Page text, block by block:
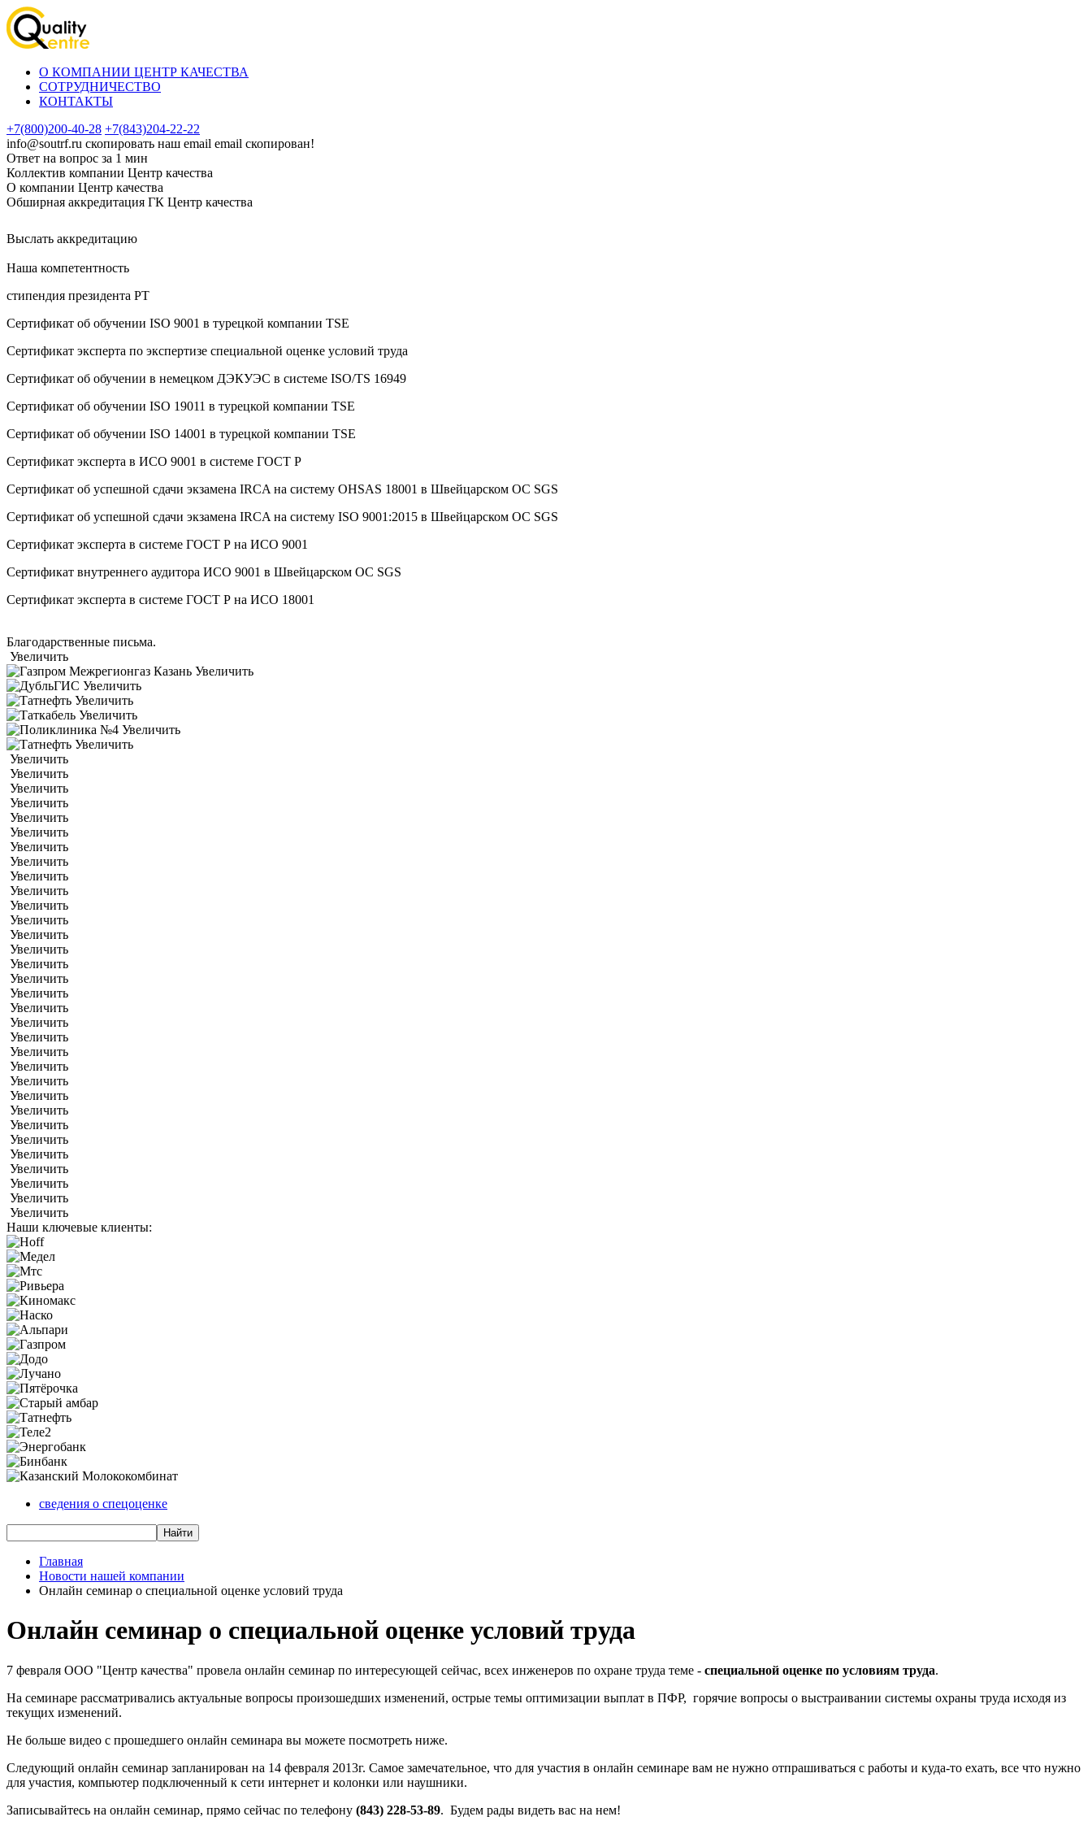
О КОМПАНИИ ЦЕНТР КАЧЕСТВА
СОТРУДНИЧЕСТВО
КОНТАКТЫ
+7(800)200-40-28 +7(843)204-22-22
info@soutrf.ru скопировать наш email email скопирован!
Ответ на вопрос за 1 мин
Коллектив компании Центр качества
О компании Центр качества
Обширная аккредитация ГК Центр качества
Выслать аккредитацию
Наша компетентность
стипендия президента РТ
Сертификат об oбучeнии ISO 9001 в турецкой компании TSE
Сертификат эксперта по экспертизе специальной оценке условий труда
Сертификат об oбучeнии в немецком ДЭКУЭС в системе ISO/TS 16949
Сертификат об oбучeнии ISO 19011 в турецкой компании TSE
Сертификат об oбучeнии ISO 14001 в турецкой компании TSE
Сертификат эксперта в ИСО 9001 в системе ГОСТ Р
Сертификат об успешной сдачи экзамена IRCA на систему OHSAS 18001 в Швейцарском ОС SGS
Сертификат об успешной сдачи экзамена IRCA на систему ISO 9001:2015 в Швейцарском ОС SGS
Сертификат эксперта в системе ГОСТ Р на ИСО 9001
Сертификат внутреннего аудитора ИСО 9001 в Швейцарском ОС SGS
Сертификат эксперта в системе ГОСТ Р на ИСО 18001
Благодарственные письма.
Увеличить
Увеличить
Увеличить
Увеличить
Увеличить
Увеличить
Увеличить
Увеличить
Увеличить
Увеличить
Увеличить
Увеличить
Увеличить
Увеличить
Увеличить
Увеличить
Увеличить
Увеличить
Увеличить
Увеличить
Увеличить
Увеличить
Увеличить
Увеличить
Увеличить
Увеличить
Увеличить
Увеличить
Увеличить
Увеличить
Увеличить
Увеличить
Увеличить
Увеличить
Увеличить
Увеличить
Увеличить
Увеличить
Увеличить
Наши ключевые клиенты:
сведения о спецоценке
Главная
Новости нашей компании
Онлайн семинар о специальной оценке условий труда
Онлайн семинар о специальной оценке условий труда
7 февраля ООО "Центр качества" провела онлайн семинар по интересующей сейчас, всех инженеров по охране труда теме - специальной оценке по условиям труда.
На семинаре рассматривались актуальные вопросы произошедших изменений, острые темы оптимизации выплат в ПФР, горячие вопросы о выстраивании системы охраны труда исходя из
текущих изменений.
Не больше видео с прошедшего онлайн семинара вы можете посмотреть ниже.
Следующий онлайн семинар запланирован на 14 февраля 2013г. Самое замечательное, что для участия в онлайн семинаре вам не нужно отпрашиваться с работы и куда-то ехать, все что нужно
для участия, компьютер подключенный к сети интернет и колонки или наушники.
Записывайтесь на онлайн семинар, прямо сейчас по телефону (843) 228-53-89. Будем рады видеть вас на нем!